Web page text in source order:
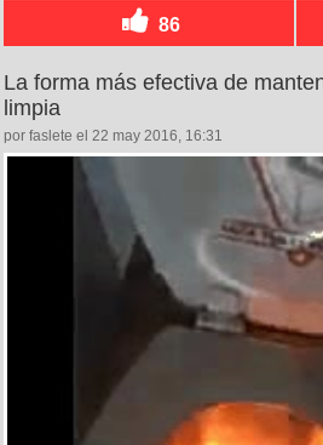
86
La forma más efectiva de
limpia
por faslete el 22 may 2016, 16:31